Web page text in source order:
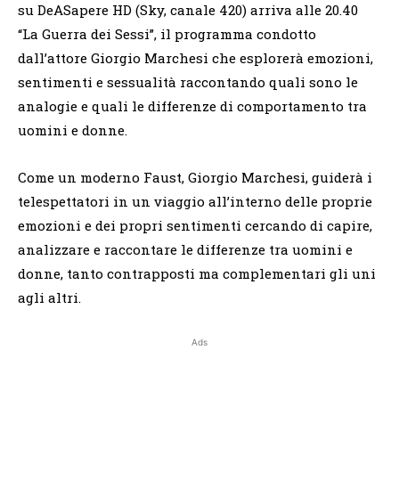
su DeASapere HD (Sky, canale 420) arriva alle 20.40
“La Guerra dei Sessi”, il programma condotto
dall’attore Giorgio Marchesi che esplorerà emozioni,
sentimenti e sessualità raccontando quali sono le
analogie e quali le differenze di comportamento tra
uomini e donne.
Come un moderno Faust, Giorgio Marchesi, guiderà i
telespettatori in un viaggio all’interno delle proprie
emozioni e dei propri sentimenti cercando di capire,
analizzare e raccontare le differenze tra uomini e
donne, tanto contrapposti ma complementari gli uni
agli altri.
Ads